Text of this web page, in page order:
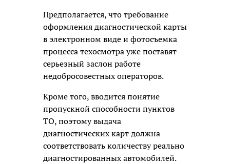
Предполагается, что требование
оформления диагностической карты
в электронном виде и фотосъемка
процесса техосмотра уже поставят
серьезный заслон работе
недобросовестных операторов.
Кроме того, вводится понятие
пропускной способности пунктов
ТО, поэтому выдача
диагностических карт должна
соответствовать количеству реально
диагностированных автомобилей.